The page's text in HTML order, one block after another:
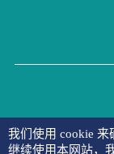
我们使用 cookie
继续使用本网站，